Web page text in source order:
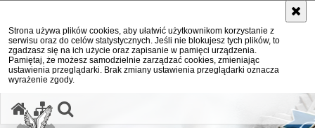
Strona używa plików cookies, aby ułatwić użytkownikom korzystanie z
serwisu oraz do celów statystycznych. Jeśli nie blokujesz tych plików, to
zgadzasz się na ich użycie oraz zapisanie w pamięci urządzenia.
Pamiętaj, że możesz samodzielnie zarządzać cookies, zmieniając
ustawienia przeglądarki. Brak zmiany ustawienia przeglądarki oznacza
wyrażenie zgody.